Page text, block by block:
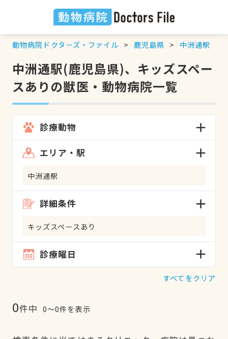
動物病院ドクターズ・ファイル 鹿児島県 中洲通駅
中洲通駅(鹿児島県)、キッズスペー
スありの獣医・動物病院一覧
診療動物
エリア・駅
中洲通駅
詳細条件
キッズスペースあり
診療曜日
すべてをクリア
0件中 0〜0件を表示